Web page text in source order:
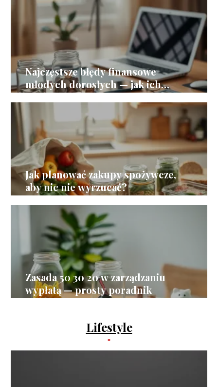
Najczęstsze błędy finansowe
młodych dorosłych — jak ich
unikać?
Jak planować zakupy spożywcze,
aby nic nie wyrzucać?
Zasada 50 30 20 w zarządzaniu
wypłatą — prosty poradnik
Lifestyle